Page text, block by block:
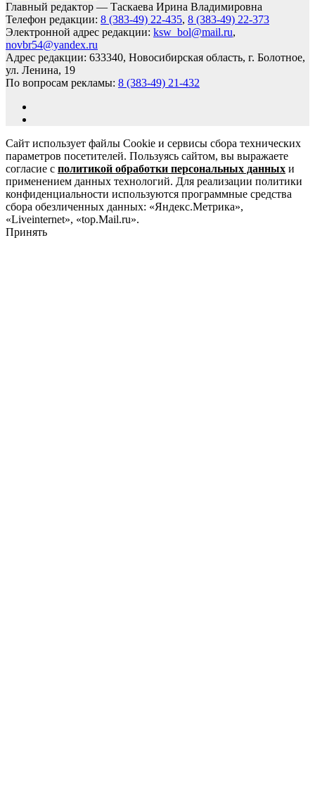
Главный редактор — Таскаева Ирина Владимировна
Телефон редакции: 8 (383-49) 22-435, 8 (383-49) 22-373
Электронной адрес редакции: ksw_bol@mail.ru,
novbr54@yandex.ru
Адрес редакции: 633340, Новосибирская область, г. Болотное,
ул. Ленина, 19
По вопросам рекламы: 8 (383-49) 21-432
Сайт использует файлы Cookie и сервисы сбора технических
параметров посетителей. Пользуясь сайтом, вы выражаете
согласие с политикой обработки персональных данных и
применением данных технологий. Для реализации политики
конфиденциальности используются программные средства
сбора обезличенных данных: «Яндекс.Метрика»,
«Liveinternet», «top.Mail.ru».
Принять